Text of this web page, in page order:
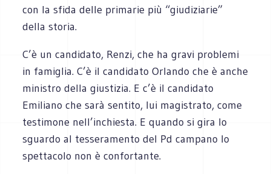
con la sfida delle primarie più “giudiziarie”
della storia.
C’è un candidato, Renzi, che ha gravi problemi
in famiglia. C’è il candidato Orlando che è anche
ministro della giustizia. E c’è il candidato
Emiliano che sarà sentito, lui magistrato, come
testimone nell’inchiesta. E quando si gira lo
sguardo al tesseramento del Pd campano lo
spettacolo non è confortante.